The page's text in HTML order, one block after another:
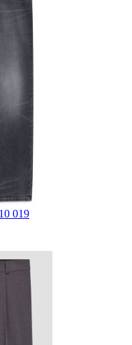
019